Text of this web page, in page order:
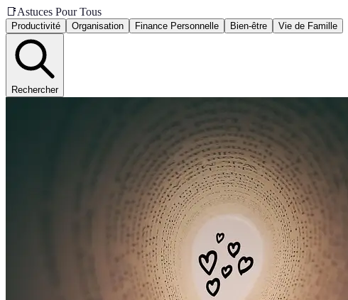
📑Astuces Pour Tous
Productivité Organisation Finance Personnelle Bien-être Vie de Famille
Rechercher